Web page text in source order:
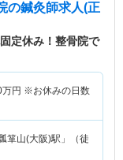
の鍼灸師求人(正
定休み！整骨院で
万円 ※お休みの日数
箪山(大阪)駅」（徒